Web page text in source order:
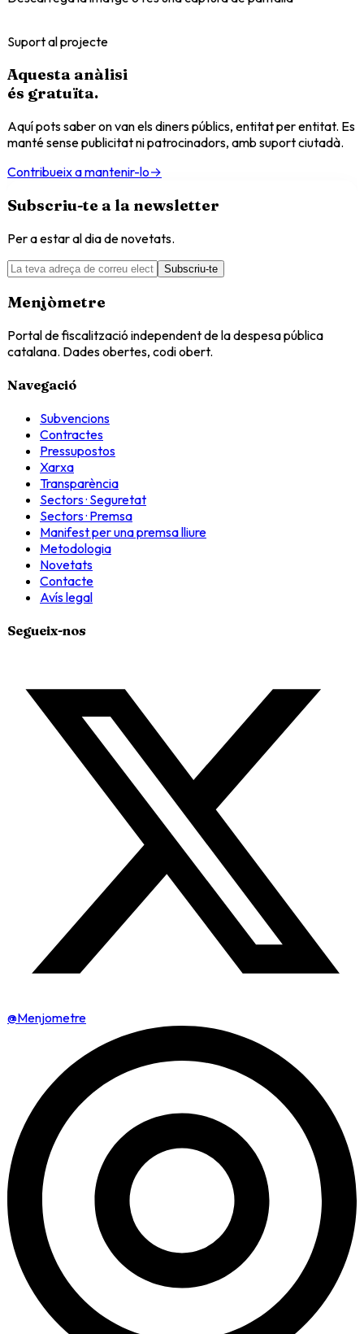
Suport al projecte
Aquesta anàlisi
és gratuïta.
Aquí pots saber on van els diners públics, entitat per entitat. Es
manté sense publicitat ni patrocinadors, amb suport ciutadà.
Contribueix a mantenir-lo→
Subscriu-te a la newsletter
Per a estar al dia de novetats.
Subscriu-te
Menjòmetre
Portal de fiscalització independent de la despesa pública
catalana. Dades obertes, codi obert.
Navegació
Subvencions
Contractes
Pressupostos
Xarxa
Transparència
Sectors · Seguretat
Sectors · Premsa
Manifest per una premsa lliure
Metodologia
Novetats
Contacte
Avís legal
Segueix-nos
@Menjometre